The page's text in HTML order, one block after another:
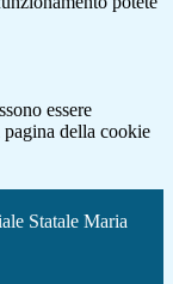
essere
della cookie
Statale Maria